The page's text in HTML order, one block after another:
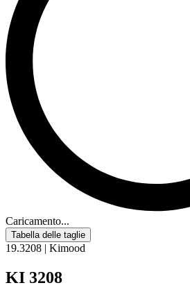
Caricamento...
Tabella delle taglie
19.3208 | Kimood
KI 3208